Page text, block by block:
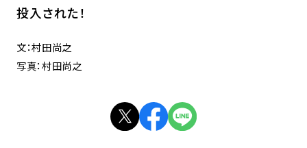
投入された！
文：村田尚之
写真：村田尚之